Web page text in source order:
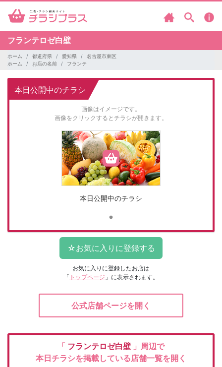
フランテロゼ白壁
ホーム 都道府県 愛知県
名古屋市東区
ホーム
お店の名前 フランテ
本日公開中のチラシ
画像はイメージです。
画像をクリックするとチラシが開きます。
本日公開中のチラシ
お気に入りに登録したお店は
「 トップページ 」に表示されます。
公式店舗ページを開く
「 フランテロゼ白壁 」周辺で
本日チラシを掲載している店舗一覧を開く